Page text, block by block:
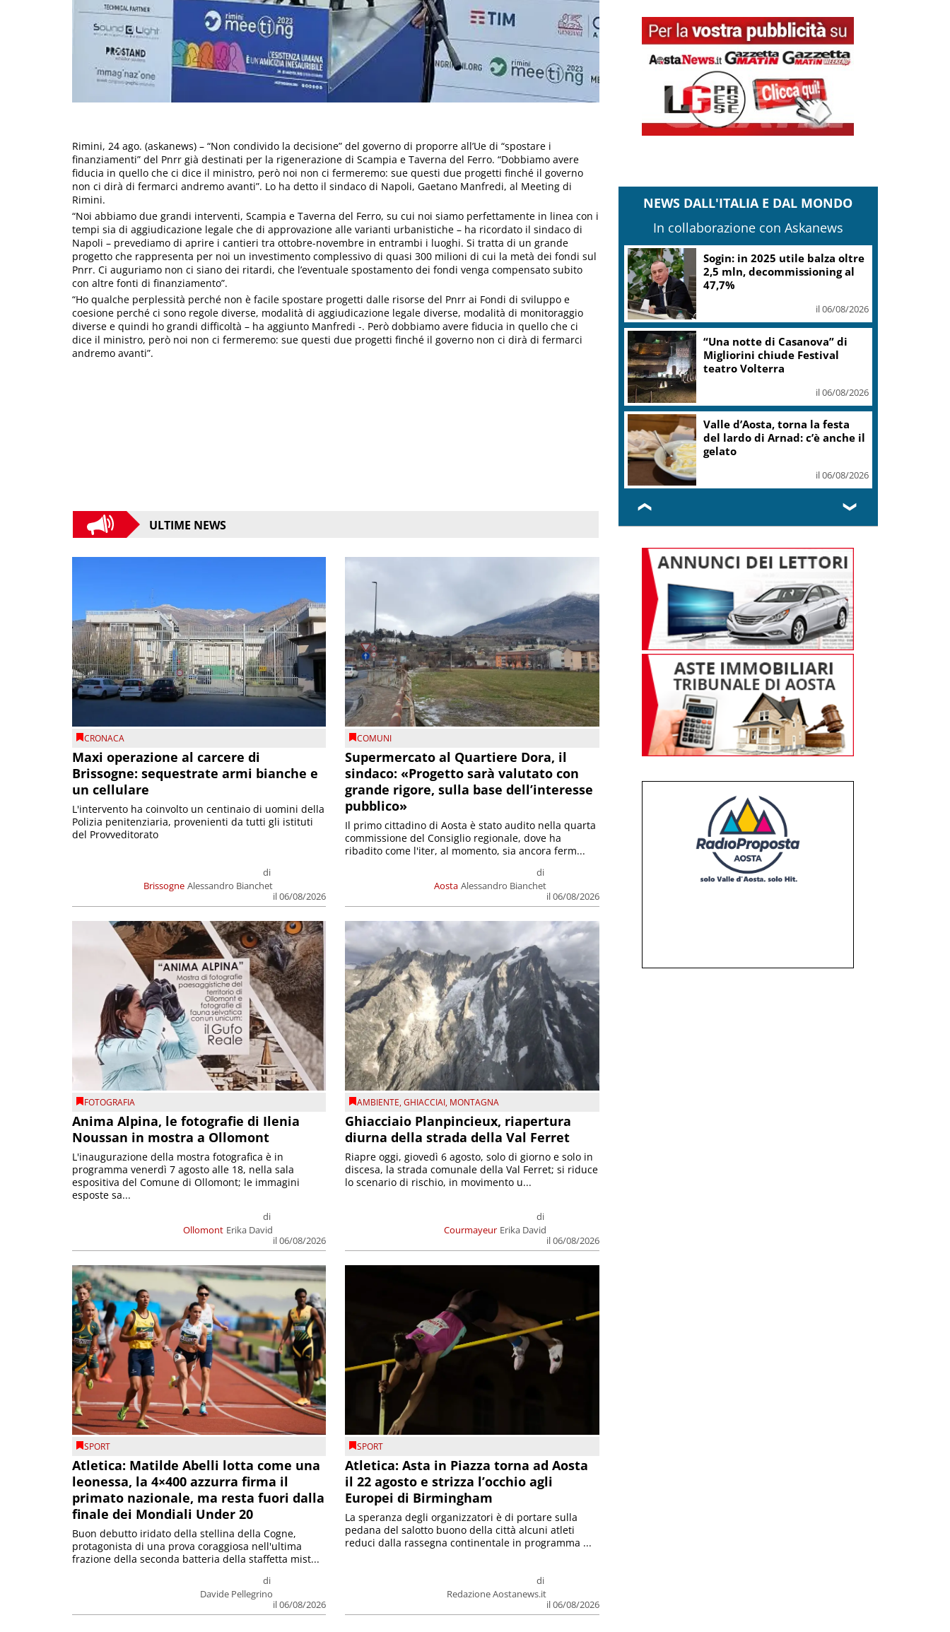
Rimini, 24 ago. (askanews) – “Non condivido la decisione” del governo di proporre all’Ue di “spostare i
finanziamenti” del Pnrr già destinati per la rigenerazione di Scampia e Taverna del Ferro. “Dobbiamo avere
fiducia in quello che ci dice il ministro, però noi non ci fermeremo: sue questi due progetti finché il governo
non ci dirà di fermarci andremo avanti”. Lo ha detto il sindaco di Napoli, Gaetano Manfredi, al Meeting di
Rimini.
“Noi abbiamo due grandi interventi, Scampia e Taverna del Ferro, su cui noi siamo perfettamente in linea con i
tempi sia di aggiudicazione legale che di approvazione alle varianti urbanistiche – ha ricordato il sindaco di
Napoli – prevediamo di aprire i cantieri tra ottobre-novembre in entrambi i luoghi. Si tratta di un grande
progetto che rappresenta per noi un investimento complessivo di quasi 300 milioni di cui la metà dei fondi sul
Pnrr. Ci auguriamo non ci siano dei ritardi, che l’eventuale spostamento dei fondi venga compensato subito
con altre fonti di finanziamento”.
“Ho qualche perplessità perché non è facile spostare progetti dalle risorse del Pnrr ai Fondi di sviluppo e
coesione perché ci sono regole diverse, modalità di aggiudicazione legale diverse, modalità di monitoraggio
diverse e quindi ho grandi difficoltà – ha aggiunto Manfredi -. Però dobbiamo avere fiducia in quello che ci
dice il ministro, però noi non ci fermeremo: sue questi due progetti finché il governo non ci dirà di fermarci
andremo avanti”.
ULTIME NEWS
CRONACA
Maxi operazione al carcere di
Brissogne: sequestrate armi bianche e
un cellulare
Brissogne
di
Alessandro Bianchet
il 06/08/2026
L'intervento ha coinvolto un centinaio di uomini della
Polizia penitenziaria, provenienti da tutti gli istituti
del Provveditorato
COMUNI
Supermercato al Quartiere Dora, il
sindaco: «Progetto sarà valutato con
grande rigore, sulla base dell’interesse
pubblico»
Aosta
di
Alessandro Bianchet
il 06/08/2026
Il primo cittadino di Aosta è stato audito nella quarta
commissione del Consiglio regionale, dove ha
ribadito come l'iter, al momento, sia ancora ferm...
FOTOGRAFIA
Anima Alpina, le fotografie di Ilenia
Noussan in mostra a Ollomont
Ollomont
di
Erika David
il 06/08/2026
L'inaugurazione della mostra fotografica è in
programma venerdì 7 agosto alle 18, nella sala
espositiva del Comune di Ollomont; le immagini
esposte sa...
AMBIENTE,GHIACCIAI, MONTAGNA
Ghiacciaio Planpincieux, riapertura
diurna della strada della Val Ferret
Courmayeur
di
Erika David
il 06/08/2026
Riapre oggi, giovedì 6 agosto, solo di giorno e solo in
discesa, la strada comunale della Val Ferret; si riduce
lo scenario di rischio, in movimento u...
SPORT
Atletica: Matilde Abelli lotta come una
leonessa, la 4×400 azzurra firma il
primato nazionale, ma resta fuori dalla
finale dei Mondiali Under 20
di
Davide Pellegrino
il 06/08/2026
Buon debutto iridato della stellina della Cogne,
protagonista di una prova coraggiosa nell'ultima
frazione della seconda batteria della staffetta mist...
SPORT
Atletica: Asta in Piazza torna ad Aosta
il 22 agosto e strizza l’occhio agli
Europei di Birmingham
di
Redazione Aostanews.it
il 06/08/2026
La speranza degli organizzatori è di portare sulla
pedana del salotto buono della città alcuni atleti
reduci dalla rassegna continentale in programma ...
NEWS DALL'ITALIA E DAL MONDO
In collaborazione con Askanews
L.elettorale, tornano
malumori su alternanza,
donne Fi chiedono quote vere
il 06/08/2026
Europei Tuffi, Pellacani è
pokerissimo: 5 ori in 5 gare
il 06/08/2026
Europeo Tuffi, Pellacani-Pizzini
oro nei 3mt sincro
❮ ❯